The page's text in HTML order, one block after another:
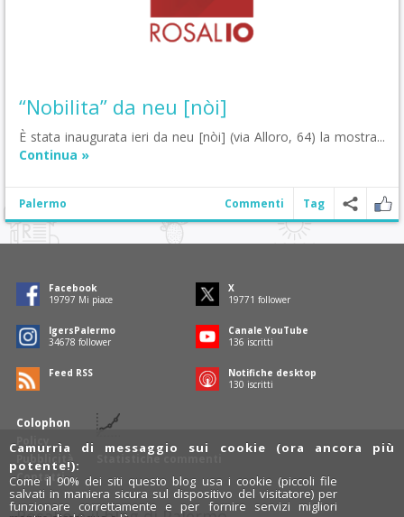
“Nobilita” da neu [nòi]
È stata inaugurata ieri da neu [nòi] (via Alloro, 64) la mostra...
Continua »
Palermo Commenti Tag
Colophon
Policy
Pubblicità
Contatti
Statistiche commenti
Facebook
19797 Mi piace
X
19771 follower
IgersPalermo
34678 follower
Canale YouTube
136 iscritti
Feed RSS
Notifiche desktop
130 iscritti
Camurrìa di messaggio sui cookie (ora ancora più
potente!):
Come il 90% dei siti questo blog usa i cookie (piccoli file
salvati in maniera sicura sul dispositivo del visitatore) per
funzionare correttamente e per fornire servizi migliori